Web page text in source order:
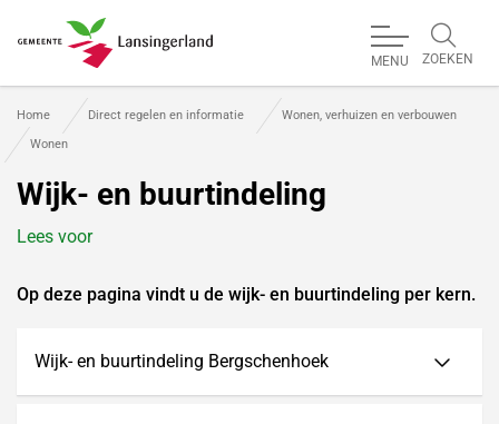
MENU ZOEKEN
Home Direct regelen en informatie
Wonen, verhuizen en verbouwen
Wonen
Wijk- en buurtindeling
Lees voor
Op deze pagina vindt u de wijk- en buurtindeling per kern.
Wijk- en buurtindeling Bergschenhoek